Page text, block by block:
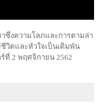
ซึ่งความโลภและการตามล่า
วิตและหัวใจเป็นเดิมพัน
ที่ 2 พฤศจิกายน 2562